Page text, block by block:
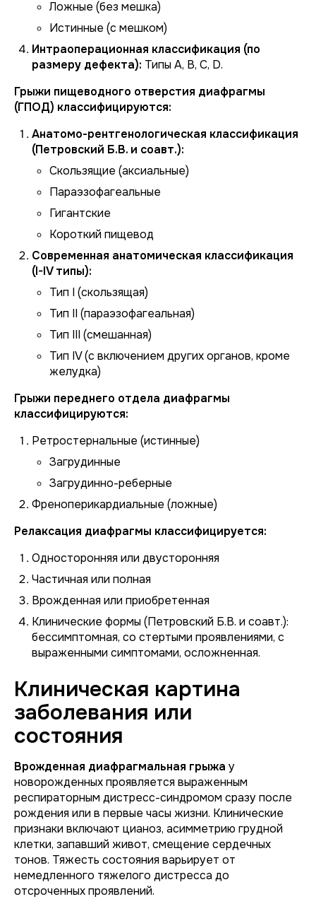
Ложные (без мешка)
Истинные (с мешком)
Интраоперационная классификация (по
размеру дефекта): Типы A, B, C, D.
Грыжи пищеводного отверстия диафрагмы
(ГПОД) классифицируются:
Анатомо-рентгенологическая классификация
(Петровский Б.В. и соавт.):
Скользящие (аксиальные)
Параэзофагеальные
Гигантские
Короткий пищевод
Современная анатомическая классификация
(I-IV типы):
Тип I (скользящая)
Тип II (параэзофагеальная)
Тип III (смешанная)
Тип IV (с включением других органов, кроме
желудка)
Грыжи переднего отдела диафрагмы
классифицируются:
Ретростернальные (истинные)
Загрудинные
Загрудинно-реберные
Френоперикардиальные (ложные)
Релаксация диафрагмы классифицируется:
Односторонняя или двусторонняя
Частичная или полная
Врожденная или приобретенная
Клинические формы (Петровский Б.В. и соавт.):
бессимптомная, со стертыми проявлениями, с
выраженными симптомами, осложненная.
Клиническая картина
заболевания или
состояния
Врожденная диафрагмальная грыжа у
новорожденных проявляется выраженным
респираторным дистресс-синдромом сразу после
рождения или в первые часы жизни. Клинические
признаки включают цианоз, асимметрию грудной
клетки, запавший живот, смещение сердечных
тонов. Тяжесть состояния варьирует от
немедленного тяжелого дистресса до
отсроченных проявлений.